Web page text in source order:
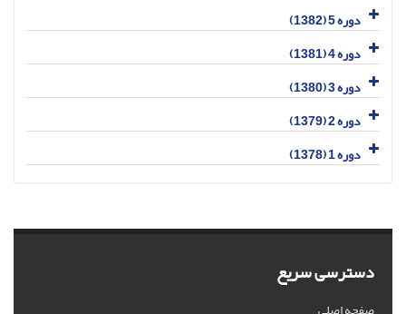
دوره 5 (1382)
دوره 4 (1381)
دوره 3 (1380)
دوره 2 (1379)
دوره 1 (1378)
دسترسی سریع